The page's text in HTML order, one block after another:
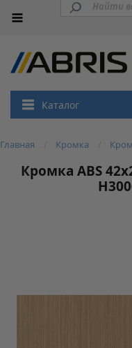
Каталог
Главная Кромка
Кромка ABS